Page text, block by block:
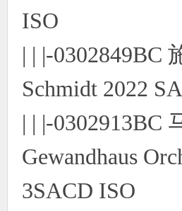
ISO
| | |-0302849BC
Schmidt 2022
| | |-
Gewandhaus
3SACD ISO